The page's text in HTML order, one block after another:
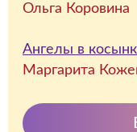
Ольга Коровина
Ангелы в
Маргарита